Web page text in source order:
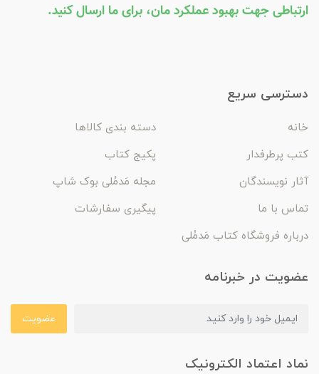
ارتباطی جهت بهبود عملکرد مان، برای ما ارسال کنید.
دسترسی سریع
خانه
دسته بندی کالاها
کتب پرطرفدار
پکیج کتاب
آثار نویسندگان
مجله مَدمُلی بوک شاپ
تماس با ما
پیگیری سفارشات
درباره فروشگاه کتاب مَدمُلی
عضویت در خبرنامه
عضویت
نماد اعتماد الکترونیک